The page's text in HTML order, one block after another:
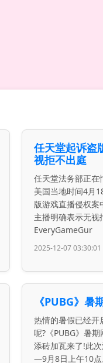
任天堂起诉盗
视拒不出庭
任天堂法务部正在
美国当地时间4月
版游戏直播侵权
主播明确表示无视
EveryGameGur
2025-12-07 03:30:01
《PUBG》暑
热情的暑假已经开
呢?《PUBG》暑
添砖加瓦来了!此
—9月8日上午10点